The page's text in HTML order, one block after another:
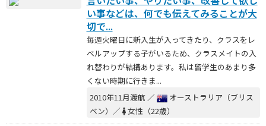
い事などは、何でも伝えてみることが大
切で...
毎週火曜日に新入生が入ってきたり、クラスをレ
ベルアップする子がいるため、クラスメイトの入
れ替わりが結構あります。私は留学生のあまり多
くない時期に行きま...
2010年11月渡航 ／
オーストラリア（ブリス
ベン）／ 女性（22歳）